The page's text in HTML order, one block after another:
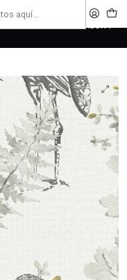
FOUR SEASON